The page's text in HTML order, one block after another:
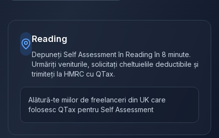
Reading
Depuneți Self Assessment în Reading în 8 minute.
Urmăriți veniturile, solicitați cheltuielile deductibile și
trimiteți la HMRC cu QTax.
Alătură-te miilor de freelanceri din UK care
folosesc QTax pentru Self Assessment